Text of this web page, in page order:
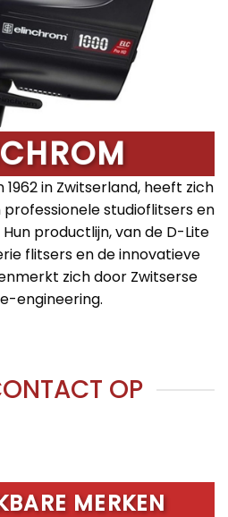
in Zwitserland, heeft zich
studioflitsers en
productlijn, van de D-Lite
flitsers en de innovatieve
zich door Zwitserse
engineering.
OP
MERKEN